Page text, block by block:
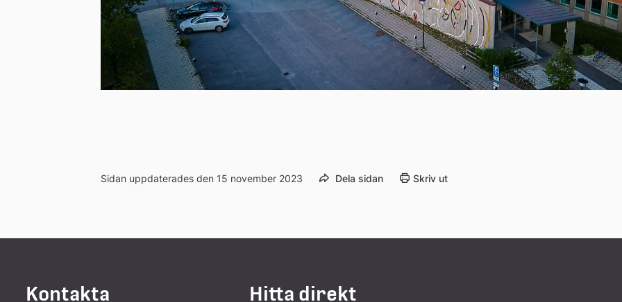
Sidan uppdaterades den 15 november 2023 Dela sidan Skriv ut
Kontakta Hitta direkt